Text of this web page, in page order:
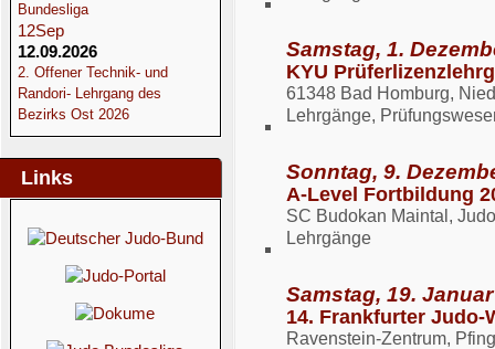
Bundesliga
12Sep
12.09.2026
2. Offener Technik- und
Randori- Lehrgang des
Bezirks Ost 2026
Links
Samstag, 1.
KYU
61348 Bad Homburg,
Lehrgänge,
Sonntag, 9.
A-Level Fortbildung
SC Budokan Maintal,
Lehrgänge
Samstag, 19.
14. Frankfurter Judo-
Ravenstein-Zentrum,